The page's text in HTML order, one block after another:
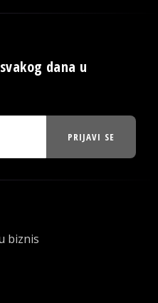
dana u
PRIJAVI SE
biznis